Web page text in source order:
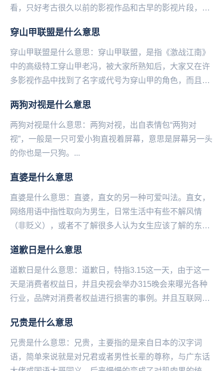
看，只好考古很久以前的影视作品和古早的影视片段，然
声。—...
穿山甲联盟是什么意思
穿山甲联盟是什么意思：穿山甲联盟，是指《激战江南》
中的高级特工穿山甲老冯，被大家所熟知后，大家又在许
多影视作品中找到了名字或代号为穿山甲的角色，而且这
两狗对视是什么意思
两狗对视是什么意思：两狗对视，出自表情包“两狗对
视”，一般是一只可爱小狗直视着‌‌‌‌‌‌‌‌‌‌‌‌‌屏幕，意思是屏幕另一头
的你也是一只狗。...
直婆是什么意思
直婆是什么意思：直婆，直女的另‌‌‌‌‌‌‌‌‌‌一种可爱叫法。直女，
网络用语中指‌‌‌‌‌‌‌‌‌‌‌性取向为男生，日常生活中有些不解风情
（非贬义），或者不了解很多人认为女生应该了解的东西
道歉日是什么意思
道歉日是什么意思：道歉日，特指3.15这一天，由于这一
天是消费者权益日，并且央视会举办315晚会来曝光各种
行业，品牌对消费者权益进行损害的事例。并且‌‌‌‌‌‌‌‌‌互联网也
兄贵是什么意思
兄贵是什么意思：兄贵，主要指的是来自日本的汉字词
语，简单来说就是对兄君或者男性长辈的尊称，与广东话